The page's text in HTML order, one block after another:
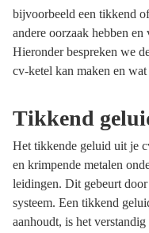
bijvoorbeeld een tikkend
andere oorzaak hebben
Hieronder bespreken we
cv-ketel kan maken en
Tikkend
Het tikkende geluid uit je
en krimpende metalen
leidingen. Dit gebeurt
systeem. Een tikkend
aanhoudt, is het